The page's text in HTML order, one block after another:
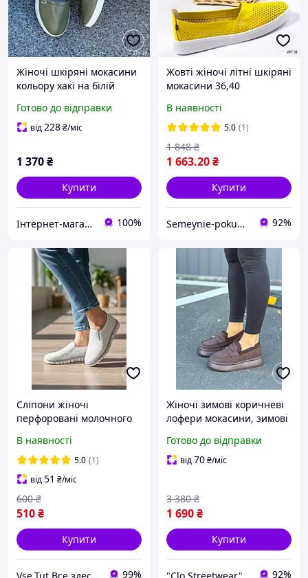
Жіночі шкіряні мокасини
кольору хакі на білій
Готово до відправки
від228₴/міс
1 370₴
Купити
Інтернет-магазин взуття ALLEGRET 100%
Жовті жіночі літні шкіряні
мокасини 36,40
В наявності
5.0 (1)
1 663.20₴
1 848 ₴
Купити
Semeynie-pokupki 92%
Сліпони жіночі
перфоровані молочного
екошкіра р 39 40
В наявності
5.0 (1)
від51 ₴/міс
510₴
600 ₴
Купити
Vse.Tut Все здесь Все тут 99%
Жіночі зимові коричневі
лофери мокасини, зимові
туфлі з хутром, жіноче
зимове взуття
Готово до відправки
від70₴/міс
1 690₴
3 380 ₴
Купити
"Clo.Streetwear" 92%